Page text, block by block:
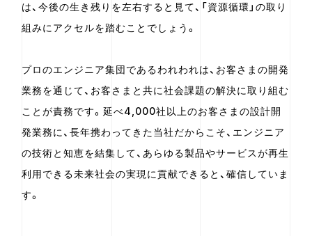
は、今後の生き残りを左右すると見て、「資源循環」の取り
組みにアクセルを踏むことでしょう。
プロのエンジニア集団であるわれわれは、お客さまの開発
業務を通じて、お客さまと共に社会課題の解決に取り組む
ことが責務です。延べ4,000社以上のお客さまの設計開
発業務に、長年携わってきた当社だからこそ、エンジニア
の技術と知恵を結集して、あらゆる製品やサービスが再生
利用できる未来社会の実現に貢献できると、確信していま
す。